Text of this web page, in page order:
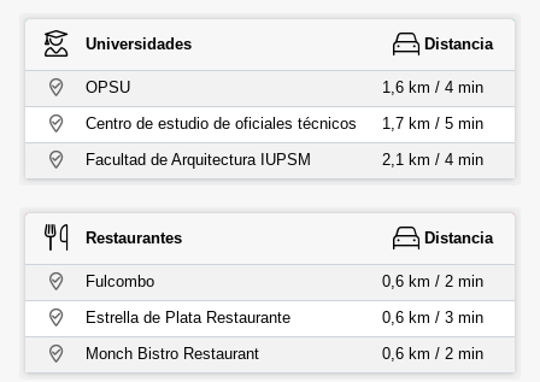
Universidades Distancia
OPSU
1,6 km / 4 min
Centro de estudio de oficiales técnicos
1,7 km / 5 min
Facultad de Arquitectura IUPSM
2,1 km / 4 min
Restaurantes Distancia
Fulcombo
0,6 km / 2 min
Estrella de Plata Restaurante
0,6 km / 3 min
Monch Bistro Restaurant
0,6 km / 2 min